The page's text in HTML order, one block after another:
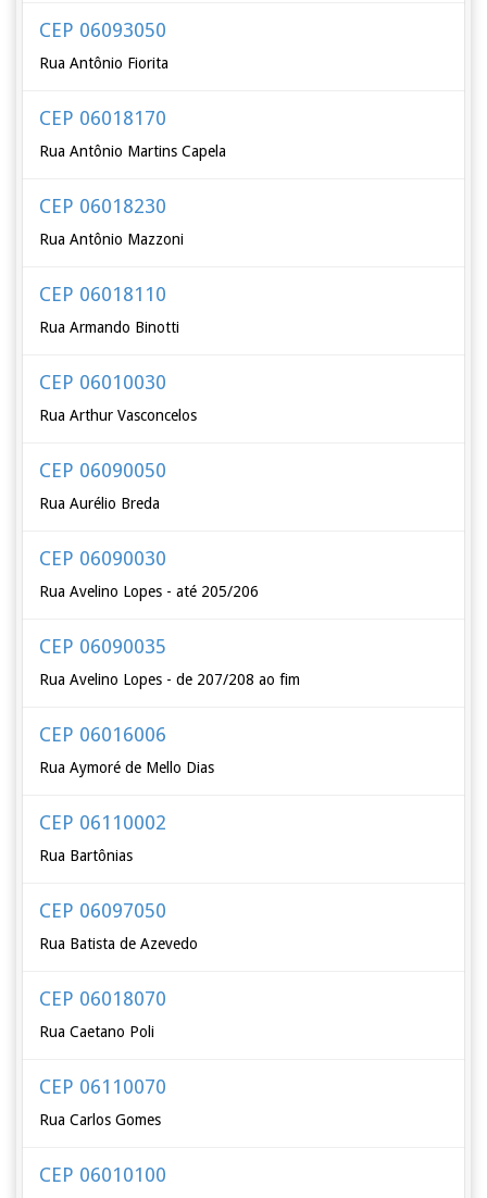
CEP 06093050
Rua Antônio Fiorita
CEP 06018170
Rua Antônio Martins Capela
CEP 06018230
Rua Antônio Mazzoni
CEP 06018110
Rua Armando Binotti
CEP 06010030
Rua Arthur Vasconcelos
CEP 06090050
Rua Aurélio Breda
CEP 06090030
Rua Avelino Lopes - até 205/206
CEP 06090035
Rua Avelino Lopes - de 207/208 ao fim
CEP 06016006
Rua Aymoré de Mello Dias
CEP 06110002
Rua Bartônias
CEP 06097050
Rua Batista de Azevedo
CEP 06018070
Rua Caetano Poli
CEP 06110070
Rua Carlos Gomes
CEP 06010100